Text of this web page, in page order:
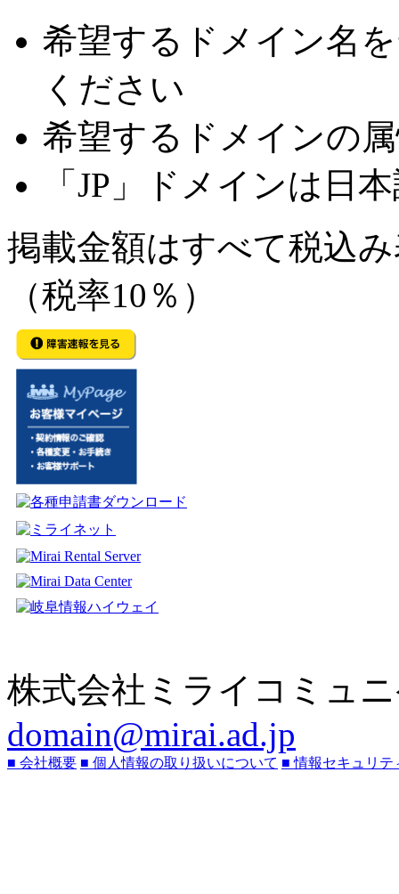
希望するドメイン名
ください
希望するドメインの
「JP」ドメインは日
掲載金額はすべて税込
（税率10％）
株式会社ミライコミュ
domain@mirai.ad.jp
■ 会社概要 ■ 個人情報の取り扱いについて ■ 情報セキュリテ